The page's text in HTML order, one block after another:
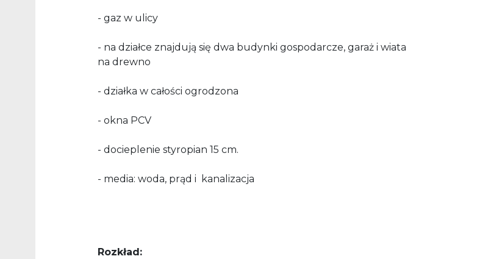
- gaz w ulicy
- na działce znajdują się dwa budynki gospodarcze, garaż i wiata
na drewno
- działka w całości ogrodzona
- okna PCV
- docieplenie styropian 15 cm.
- media: woda, prąd i kanalizacja
Rozkład: